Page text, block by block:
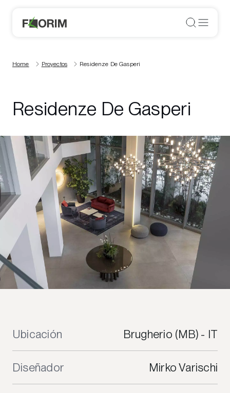
Home Proyectos Residenze De Gasperi
Residenze De Gasperi
Ubicación Brugherio (MB) - IT
Diseñador Mirko Varischi